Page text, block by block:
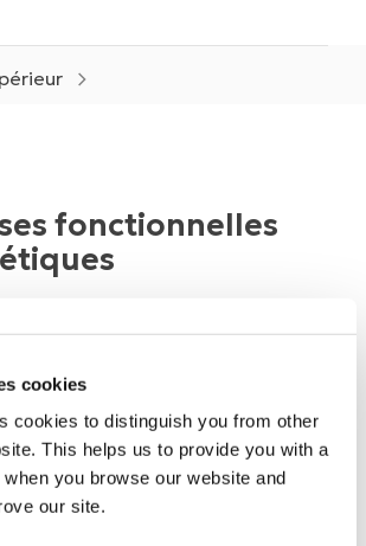
cookies
cookies to distinguish you from other
This helps us to provide you with a
you browse our website and
our site.
fonctionnelles
absence de membre